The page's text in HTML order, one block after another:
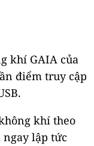
khí GAIA của
điểm truy cập
khí theo
lập tức